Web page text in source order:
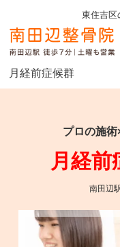
東住吉区
月経前症候群
プロの施術
月経前
南田辺